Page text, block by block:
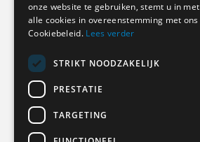
onze website te gebruiken, stemt u in met
alle cookies in overeenstemming met ons
Cookiebeleid. Lees verder
STRIKT NOODZAKELIJK
PRESTATIE
TARGETING